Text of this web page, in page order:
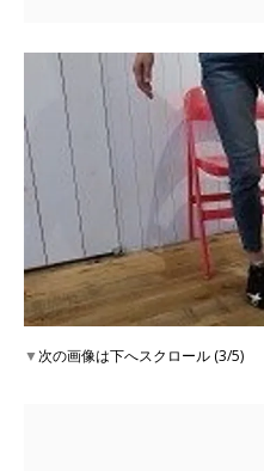
▼次の画像は下へスクロール (3/5)